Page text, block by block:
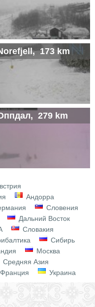
173 km
279 km
Андорра
Словения
Дальний Восток
Словакия
Сибирь
Москва
Средняя Азия
Франция Украина